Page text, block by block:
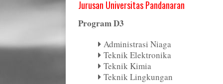
Jurusan Universitas Pandanaran
Program D3
Administrasi Niaga
Teknik Elektronika
Teknik Kimia
Teknik Lingkungan